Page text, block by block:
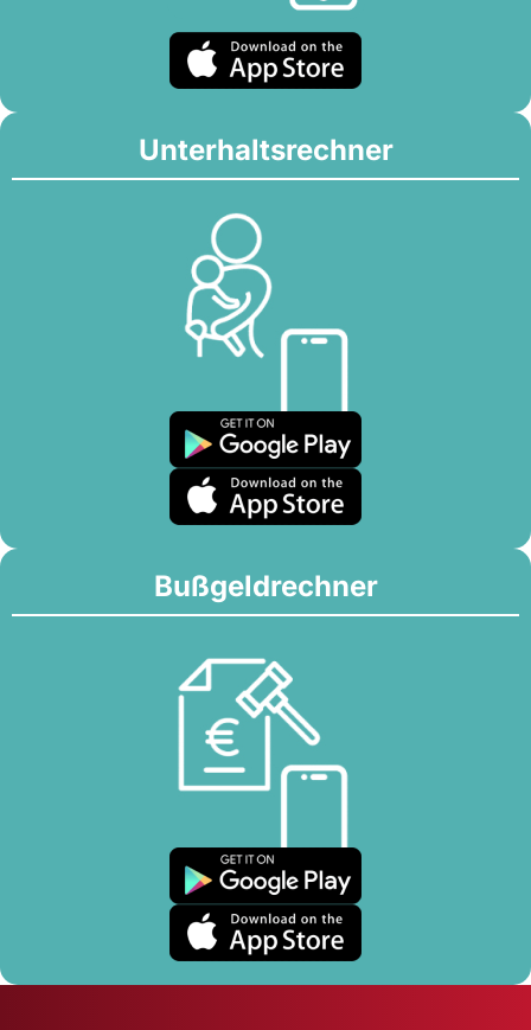
Unterhaltsrechner
Bußgeldrechner